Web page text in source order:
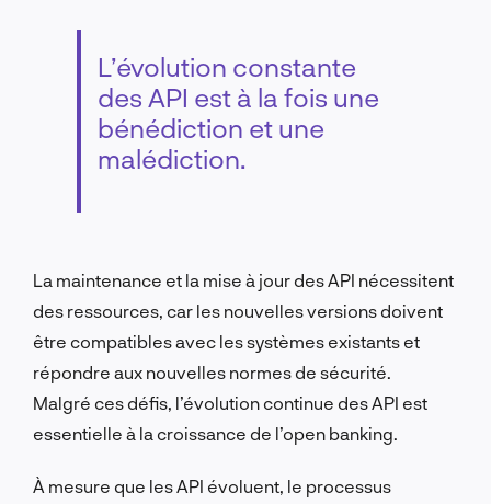
L’évolution constante
des API est à la fois une
bénédiction et une
malédiction.
La maintenance et la mise à jour des API nécessitent
des ressources, car les nouvelles versions doivent
être compatibles avec les systèmes existants et
répondre aux nouvelles normes de sécurité.
Malgré ces défis, l’évolution continue des API est
essentielle à la croissance de l’open banking.
À mesure que les API évoluent, le processus